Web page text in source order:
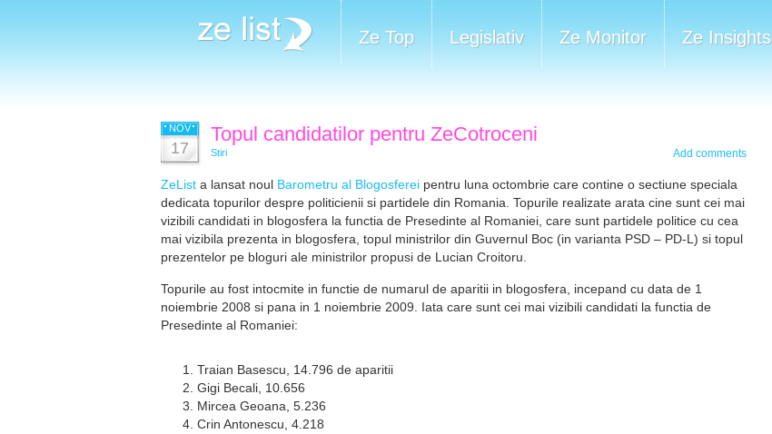
Ze Top Legislativ Ze Monitor Ze Insights
NOV
17
Topul candidatilor pentru ZeCotroceni
Stiri Add comments
ZeList a lansat noul Barometru al Blogosferei pentru luna octombrie care contine o sectiune speciala
dedicata topurilor despre politicienii si partidele din Romania. Topurile realizate arata cine sunt cei mai
vizibili candidati in blogosfera la functia de Presedinte al Romaniei, care sunt partidele politice cu cea
mai vizibila prezenta in blogosfera, topul ministrilor din Guvernul Boc (in varianta PSD – PD-L) si topul
prezentelor pe bloguri ale ministrilor propusi de Lucian Croitoru.
Topurile au fost intocmite in functie de numarul de aparitii in blogosfera, incepand cu data de 1
noiembrie 2008 si pana in 1 noiembrie 2009. Iata care sunt cei mai vizibili candidati la functia de
Presedinte al Romaniei:
Traian Basescu, 14.796 de aparitii
Gigi Becali, 10.656
Mircea Geoana, 5.236
Crin Antonescu, 4.218